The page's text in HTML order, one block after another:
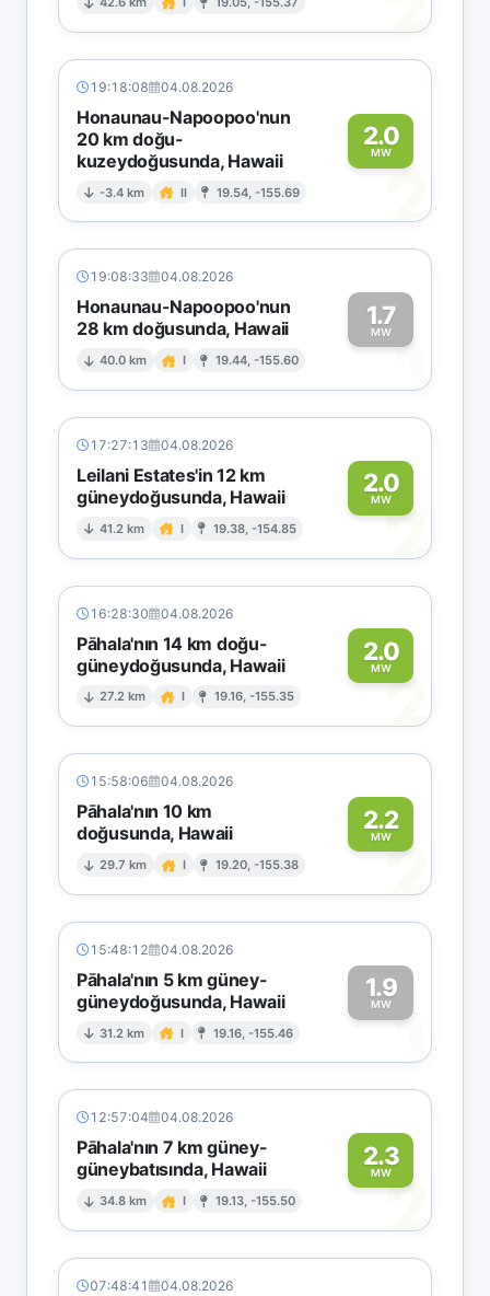
19:18:08 04.08.2026
Honaunau-Napoopoo'nun
20 km doğu-
kuzeydoğusunda, Hawaii
-3.4 km II 19.54, -155.69
2.0
MW
2
19:08:33 04.08.2026
Honaunau-Napoopoo'nun
28 km doğusunda, Hawaii
40.0 km I 19.44, -155.60
1.7
MW1
17:27:13 04.08.2026
Leilani Estates'in 12 km
güneydoğusunda, Hawaii
41.2 km I 19.38, -154.85
2.0
MW
2
16:28:30 04.08.2026
Pāhala'nın 14 km doğu-
güneydoğusunda, Hawaii
27.2 km I 19.16, -155.35
2.0
MW2
15:58:06 04.08.2026
Pāhala'nın 10 km
doğusunda, Hawaii
29.7 km I 19.20, -155.38
2.2
MW2
15:48:12 04.08.2026
Pāhala'nın 5 km güney-
güneydoğusunda, Hawaii
31.2 km I 19.16, -155.46
1.9
MW1
12:57:04 04.08.2026
Pāhala'nın 7 km güney-
güneybatısında, Hawaii
34.8 km I 19.13, -155.50
2.3
MW2
07:48:41 04.08.2026